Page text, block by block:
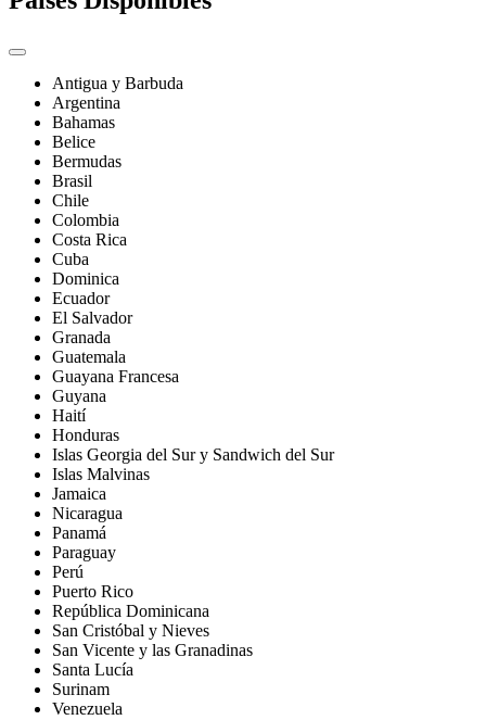
Antigua y Barbuda
Argentina
Bahamas
Belice
Bermudas
Brasil
Chile
Colombia
Costa Rica
Cuba
Dominica
Ecuador
El Salvador
Granada
Guatemala
Guayana Francesa
Guyana
Haití
Honduras
Islas Georgia del Sur y Sandwich del Sur
Islas Malvinas
Jamaica
Nicaragua
Panamá
Paraguay
Perú
Puerto Rico
República Dominicana
San Cristóbal y Nieves
San Vicente y las Granadinas
Santa Lucía
Surinam
Venezuela